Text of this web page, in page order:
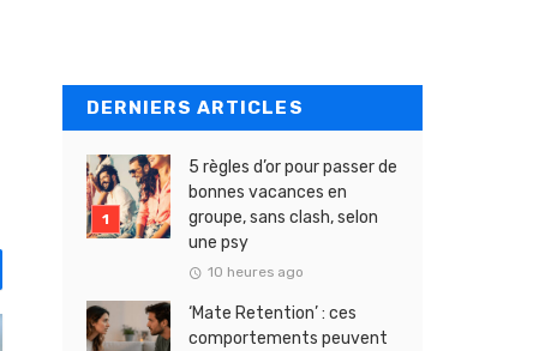
DERNIERS ARTICLES
5 règles d’or pour passer de
bonnes vacances en
groupe, sans clash, selon
une psy
10 heures ago
‘Mate Retention’ : ces
comportements peuvent